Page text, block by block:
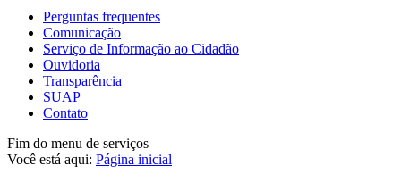
Perguntas frequentes
Comunicação
Serviço de Informação ao Cidadão
Ouvidoria
Transparência
SUAP
Contato
Fim do menu de serviços
Você está aqui: Página inicial